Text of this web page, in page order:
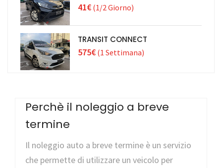
41€ (1/2 Giorno)
TRANSIT CONNECT
575€ (1 Settimana)
Perchè il noleggio a breve
termine
Il noleggio auto a breve termine è un servizio
che permette di utilizzare un veicolo per